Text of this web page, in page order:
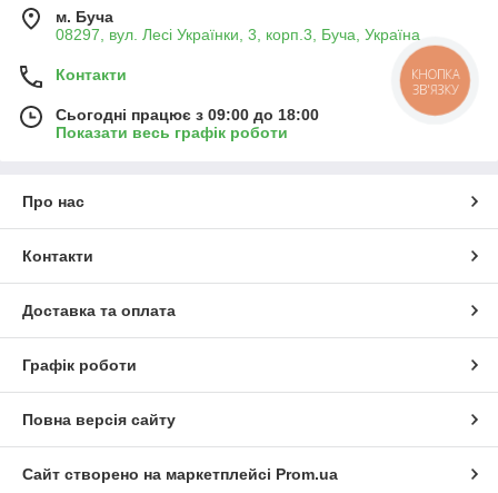
м. Буча
08297, вул. Лесі Українки, 3, корп.3, Буча, Україна
Контакти
Сьогодні працює з 09:00 до 18:00
Показати весь графік роботи
Про нас
Контакти
Доставка та оплата
Графік роботи
Повна версія сайту
Сайт створено на маркетплейсі Prom.ua
КНОПКА
ЗВ'ЯЗКУ